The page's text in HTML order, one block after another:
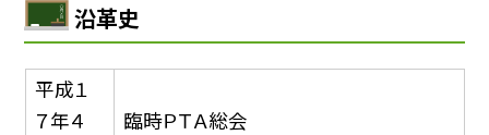
沿革史
平成１
７年４
臨時ＰＴＡ総会